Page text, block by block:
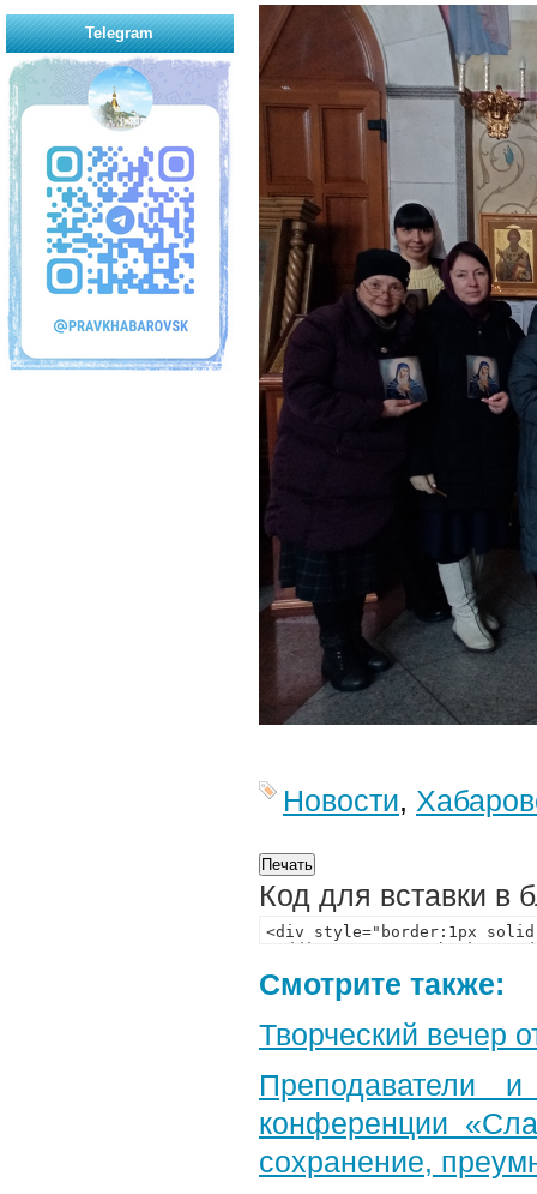
Новости,
Код для вставки в
Смотрите также:
Творческий вечер
Преподаватели
конференции
сохранение,
Telegram